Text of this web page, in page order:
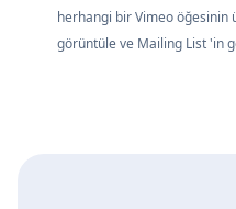
herhangi bir Vimeo öğesinin
görüntüle ve Mailing List 'in